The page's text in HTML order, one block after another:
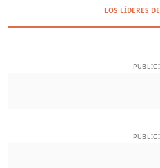
LOS LÍDERES